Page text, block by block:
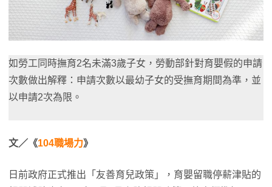
如勞工同時撫育2名未滿3歲子女，勞動部針對育嬰假的申請
次數做出解釋：申請次數以最幼子女的受撫育期間為準，並
以申請2次為限。
文／《104職場力》
日前政府正式推出「友善育兒政策」，育嬰留職停薪津貼的